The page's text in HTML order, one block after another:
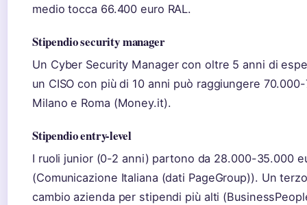
medio tocca 66.400 euro RAL.
Stipendio security manager
Un Cyber Security Manager con oltre 5 anni di
un CISO con più di 10 anni può raggiungere
Milano e Roma (Money.it).
Stipendio entry-level
I ruoli junior (0-2 anni) partono da 28.000-35.000
(Comunicazione Italiana (dati PageGroup)). Un
cambio azienda per stipendi più alti